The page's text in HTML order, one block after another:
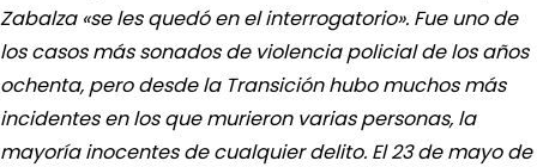
Zabalza «se les quedó en el interrogatorio». Fue uno de
los casos más sonados de violencia policial de los años
ochenta, pero desde la Transición hubo muchos más
incidentes en los que murieron varias personas, la
mayoría inocentes de cualquier delito. El 23 de mayo de